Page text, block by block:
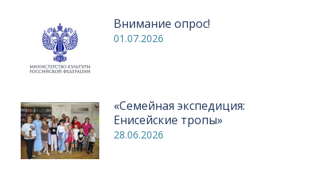
Внимание опрос!
01.07.2026
«Семейная экспедиция:
Енисейские тропы»
28.06.2026